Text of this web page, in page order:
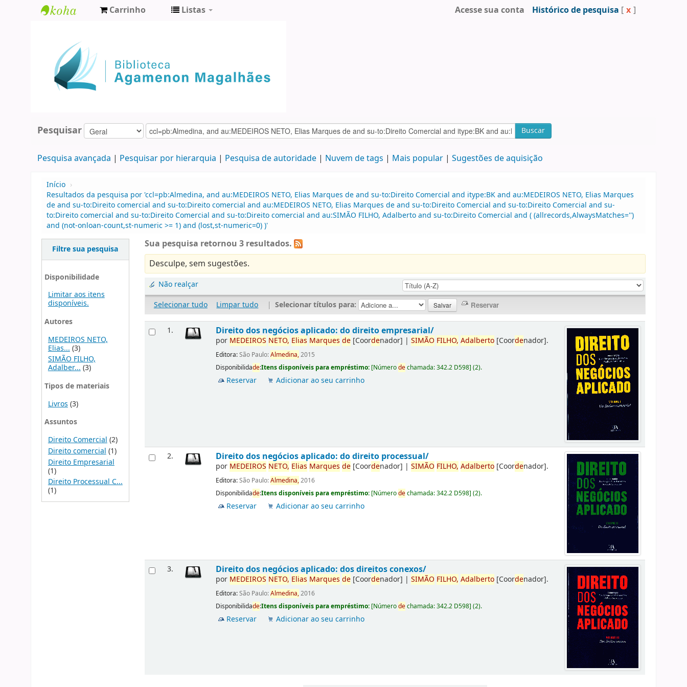
Agamenon
Magalhães
Carrinho Listas Acesse sua conta Histórico de pesquisa [ x ]
Pesquisar Buscar
Pesquisa avançada Pesquisar por hierarquia Pesquisa de autoridade Nuvem de tags Mais popular Sugestões de aquisição
Início ›
Resultados da pesquisa por 'ccl=pb:Almedina, and au:MEDEIROS NETO, Elias Marques de and su-to:Direito Comercial and itype:BK and au:MEDEIROS NETO, Elias Marques
de and su-to:Direito comercial and su-to:Direito comercial and au:MEDEIROS NETO, Elias Marques de and su-to:Direito Comercial and su-to:Direito Comercial and su-
to:Direito comercial and su-to:Direito Comercial and su-to:Direito comercial and au:SIMÃO FILHO, Adalberto and su-to:Direito Comercial and ( (allrecords,AlwaysMatches='')
and (not-onloan-count,st-numeric >= 1) and (lost,st-numeric=0) )'
Filtre sua pesquisa
Disponibilidade
Limitar aos itens
disponíveis.
Autores
MEDEIROS NETO,
Elias... (3)
SIMÃO FILHO,
Adalber...(3)
Tipos de materiais
Livros (3)
Assuntos
Direito Comercial (2)
Direito comercial (1)
Direito Empresarial
(1)
Direito Processual C...
(1)
Sua pesquisa retornou 3 resultados.
Desculpe, sem sugestões.
Não realçar
Selecionar tudo
Limpar tudo | Selecionar títulos para:
1. Direito dos negócios aplicado: do direito empresarial/
por MEDEIROS NETO, Elias Marques de [Coordenador] |SIMÃO FILHO, Adalberto [Coordenador].
Editora:São Paulo:Almedina,2015
Disponibilidade:Itens disponíveis para empréstimo: [Númerodechamada:342.2 D598](2).
Reservar Adicionar ao seu carrinho
2. Direito dos negócios aplicado: do direito processual/
por MEDEIROS NETO, Elias Marques de [Coordenador] |SIMÃO FILHO, Adalberto [Coordenador].
Editora:São Paulo:Almedina,2016
Disponibilidade:Itens disponíveis para empréstimo: [Númerodechamada:342.2 D598](2).
Reservar Adicionar ao seu carrinho
3. Direito dos negócios aplicado: dos direitos conexos/
por MEDEIROS NETO, Elias Marques de [Coordenador] |SIMÃO FILHO, Adalberto [Coordenador].
Editora:São Paulo:Almedina,2016
Disponibilidade:Itens disponíveis para empréstimo: [Númerodechamada:342.2 D598](2).
Reservar Adicionar ao seu carrinho